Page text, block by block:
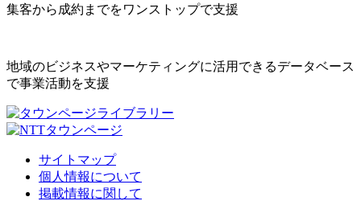
集客から成約までをワンストップで支援
地域のビジネスやマーケティングに活用できるデータベース
で事業活動を支援
サイトマップ
個人情報について
掲載情報に関して